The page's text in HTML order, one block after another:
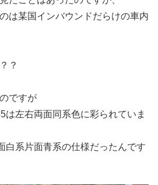
は某国インバウンドだらけの車内
？
ですが
は左右両面同系色に彩られていま
白系片面青系の仕様だったんです